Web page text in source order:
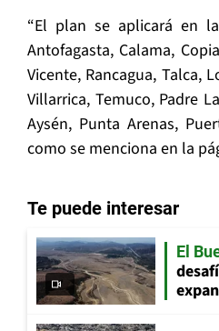
“El plan se aplicará en
Antofagasta, Calama,
Vicente, Rancagua, Talca,
Villarrica, Temuco, Padre
Aysén, Punta Arenas,
como se menciona en la
Te puede interesar
El